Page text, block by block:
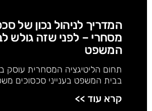
המדריך לניהול נכון של
מסחרי – לפני שזה גולש
המשפט
תחום הליטיגציה המסחרית עוסק
בבית המשפט בענייני סכסוכים
קרא עוד >>